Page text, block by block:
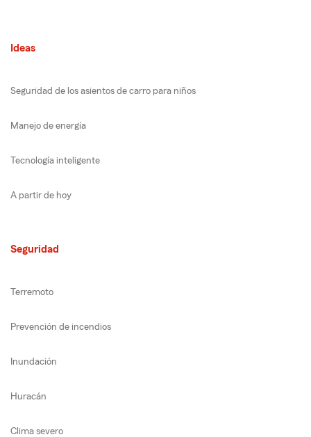
Ideas
Seguridad de los asientos de carro para niños
Manejo de energía
Tecnología inteligente
A partir de hoy
Seguridad
Terremoto
Prevención de incendios
Inundación
Huracán
Clima severo